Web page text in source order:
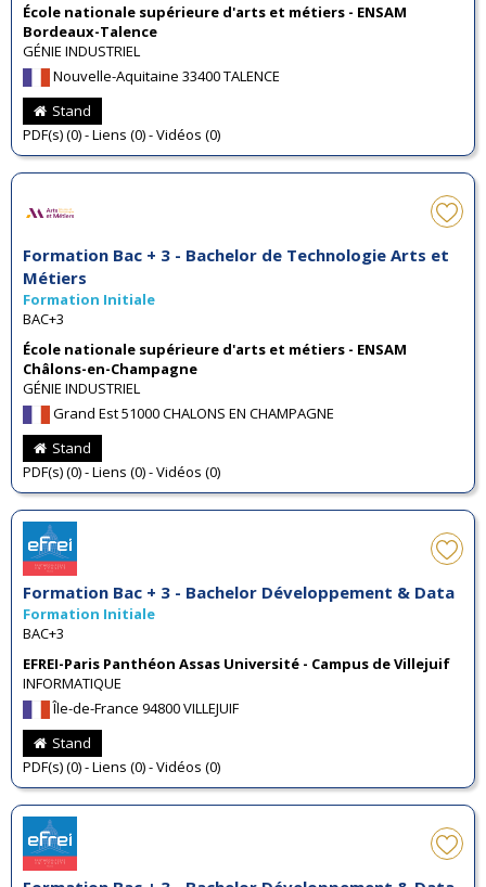
École nationale supérieure d'arts et métiers - ENSAM
Bordeaux-Talence
GÉNIE INDUSTRIEL
Nouvelle-Aquitaine 33400 TALENCE
Stand
PDF(s) (0) - Liens (0) - Vidéos (0)
Formation Bac + 3 - Bachelor de Technologie Arts et
Métiers
Formation Initiale
BAC+3
École nationale supérieure d'arts et métiers - ENSAM
Châlons-en-Champagne
GÉNIE INDUSTRIEL
Grand Est 51000 CHALONS EN CHAMPAGNE
Stand
PDF(s) (0) - Liens (0) - Vidéos (0)
Formation Bac + 3 - Bachelor Développement & Data
Formation Initiale
BAC+3
EFREI-Paris Panthéon Assas Université - Campus de Villejuif
INFORMATIQUE
Île-de-France 94800 VILLEJUIF
Stand
PDF(s) (0) - Liens (0) - Vidéos (0)